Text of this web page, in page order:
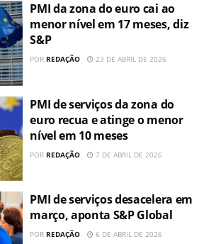
PMI da zona do euro cai ao
menor nível em 17 meses, diz
S&P
POR REDAÇÃO 23 DE ABRIL DE 2026
PMI de serviços da zona do
euro recua e atinge o menor
nível em 10 meses
POR REDAÇÃO 7 DE ABRIL DE 2026
PMI de serviços desacelera em
março, aponta S&P Global
POR REDAÇÃO 6 DE ABRIL DE 2026